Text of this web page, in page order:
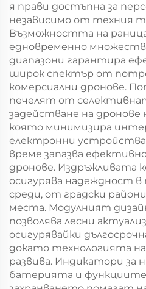
я прави достъпна за
независимо от техния
Възможността на
едновременно
диапазони гарантира
широк спектър от
комерсиални дронове.
печелят от
задействане на
която минимизира
електронни
време запазва
дронове. Издръжливата
осигурява надеждност в
среди, от градски
места. Модулният
позволява лесни
осигурявайки
докато технологията
развива. Индикатори за
батерията и функциите